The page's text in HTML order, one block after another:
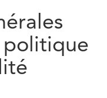
politique